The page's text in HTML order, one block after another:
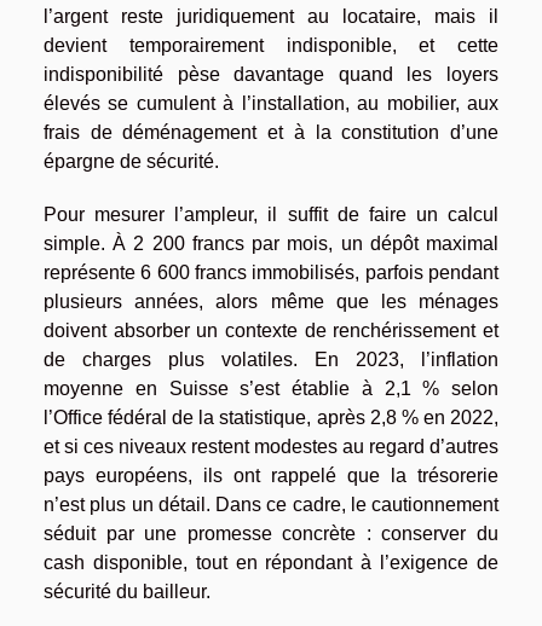
l’argent reste juridiquement au locataire, mais il
devient temporairement indisponible, et cette
indisponibilité pèse davantage quand les loyers
élevés se cumulent à l’installation, au mobilier, aux
frais de déménagement et à la constitution d’une
épargne de sécurité.
Pour mesurer l’ampleur, il suffit de faire un calcul
simple. À 2 200 francs par mois, un dépôt maximal
représente 6 600 francs immobilisés, parfois pendant
plusieurs années, alors même que les ménages
doivent absorber un contexte de renchérissement et
de charges plus volatiles. En 2023, l’inflation
moyenne en Suisse s’est établie à 2,1 % selon
l’Office fédéral de la statistique, après 2,8 % en 2022,
et si ces niveaux restent modestes au regard d’autres
pays européens, ils ont rappelé que la trésorerie
n’est plus un détail. Dans ce cadre, le cautionnement
séduit par une promesse concrète : conserver du
cash disponible, tout en répondant à l’exigence de
sécurité du bailleur.